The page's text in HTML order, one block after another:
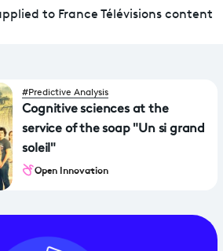
to France Télévisions content
#Predictive Analysis
Cognitive sciences at the
service of the soap "Un si grand
soleil"
Open Innovation